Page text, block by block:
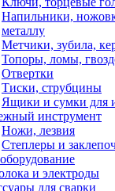
Напильники,
металлу
Метчики, зубила,
Топоры, ломы,
Отвертки
Тиски, струбцины
Ящики и сумки для
инструмент
Ножи, лезвия
Степлеры и
и электроды
для сварки